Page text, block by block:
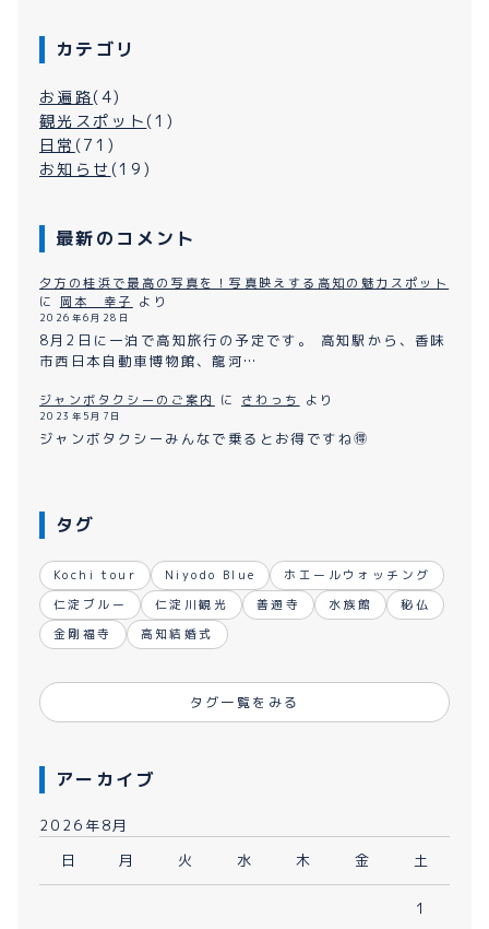
カテゴリ
お遍路(4)
観光スポット (1)
日常 (71)
お知らせ (19)
最新のコメント
夕方の桂浜で最高の写真を！写真映えする高知の魅力スポット
に 岡本 幸子 より
2026年6月28日
8月2日に一泊で高知旅行の予定です。 高知駅から、香味
市西日本自動車博物館、龍河…
ジャンボタクシーのご案内 に さわっち より
2023年5月7日
ジャンボタクシーみんなで乗るとお得ですね🉐
タグ
Kochi tour Niyodo Blue
ホエールウォッチング
仁淀ブルー
仁淀川観光 善通寺 水族館
秘仏
金剛福寺
高知結婚式
タグ一覧をみる
アーカイブ
2026年8月
日
月 火 水 木 金 土
1